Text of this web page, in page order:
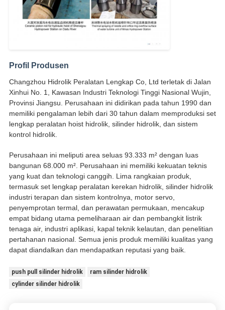
Profil Produsen
Changzhou Hidrolik Peralatan Lengkap Co, Ltd terletak di Jalan
Xinhui No. 1, Kawasan Industri Teknologi Tinggi Nasional Wujin,
Provinsi Jiangsu. Perusahaan ini didirikan pada tahun 1990 dan
memiliki pengalaman lebih dari 30 tahun dalam memproduksi set
lengkap peralatan hoist hidrolik, silinder hidrolik, dan sistem
kontrol hidrolik.
Perusahaan ini meliputi area seluas 93.333 m² dengan luas
bangunan 68.000 m². Perusahaan ini memiliki kekuatan teknis
yang kuat dan teknologi canggih. Lima rangkaian produk,
termasuk set lengkap peralatan kerekan hidrolik, silinder hidrolik
industri terapan dan sistem kontrolnya, motor servo,
penyemprotan termal, dan perawatan permukaan, mencakup
empat bidang utama pemeliharaan air dan pembangkit listrik
tenaga air, industri aplikasi, kapal teknik kelautan, dan penelitian
pertahanan nasional. Semua jenis produk memiliki kualitas yang
dapat diandalkan dan mendapatkan reputasi yang baik.
push pull silinder hidrolik
ram silinder hidrolik
cylinder silinder hidrolik